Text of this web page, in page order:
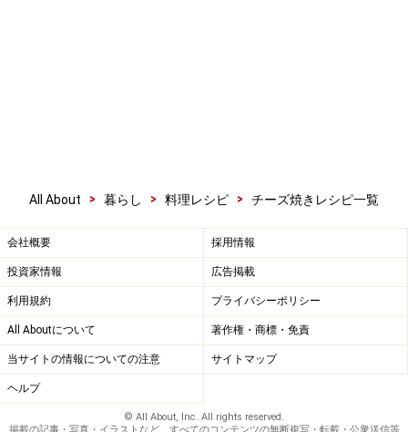
All About > 暮らし > 料理レシピ > チーズ焼きレシピ一覧
会社概要 採用情報
投資家情報 広告掲載
利用規約 プライバシーポリシー
All Aboutについて 著作権・商標・免責
当サイトの情報についての注意 サイトマップ
ヘルプ
© All About, Inc. All rights reserved.